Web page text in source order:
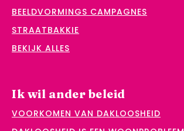
BEELDVORMINGS CAMPAGNES
STRAATBAKKIE
BEKIJK ALLES
Ik wil ander beleid
VOORKOMEN VAN DAKLOOSHEID